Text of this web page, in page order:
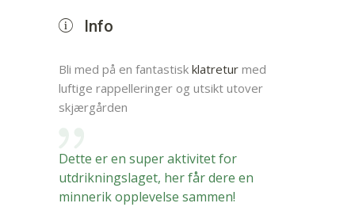
Info
Bli med på en fantastisk klatretur med
luftige rappelleringer og utsikt utover
skjærgården
Dette er en super aktivitet for
utdrikningslaget, her får dere en
minnerik opplevelse sammen!